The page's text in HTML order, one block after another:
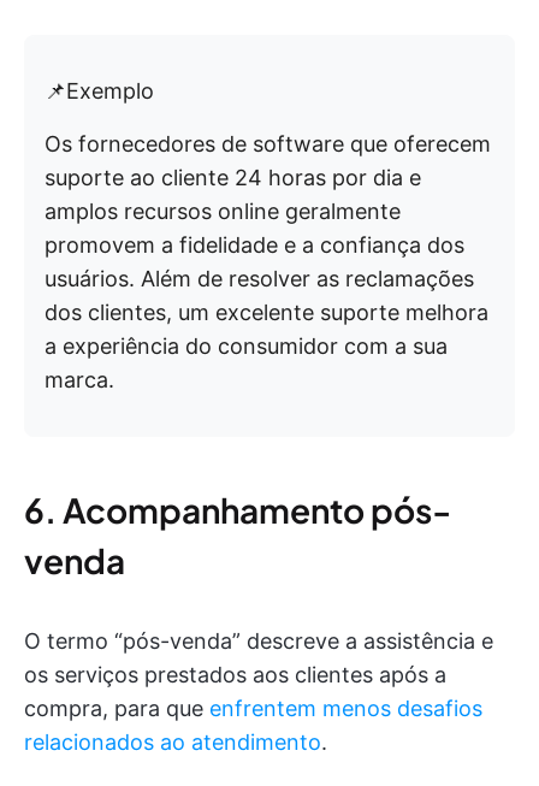
📌Exemplo
Os fornecedores de software que oferecem
suporte ao cliente 24 horas por dia e
amplos recursos online geralmente
promovem a fidelidade e a confiança dos
usuários. Além de resolver as reclamações
dos clientes, um excelente suporte melhora
a experiência do consumidor com a sua
marca.
6. Acompanhamento pós-
venda
O termo “pós-venda” descreve a assistência e
os serviços prestados aos clientes após a
compra, para que enfrentem menos desafios
relacionados ao atendimento.